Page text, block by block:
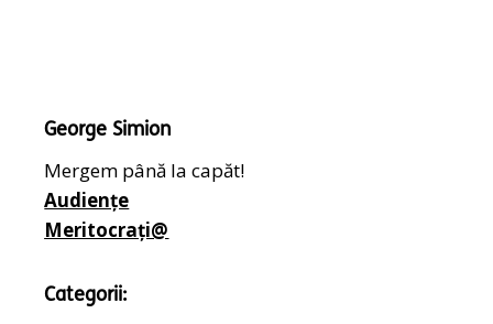
George Simion
Mergem până la capăt!
Audiențe
Meritocrați@
Categorii: